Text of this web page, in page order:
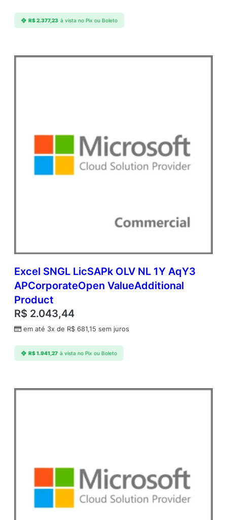
R$2.377,23 à vista no Pix ou Boleto
Excel SNGL LicSAPk OLV NL 1Y AqY3
APCorporateOpen ValueAdditional
Product
R$ 2.043,44
em até 3x de R$ 681,15 sem juros
R$1.941,27 à vista no Pix ou Boleto